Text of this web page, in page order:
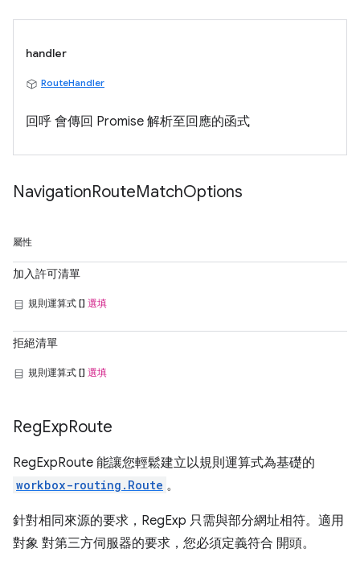
handler
RouteHandler
回呼 會傳回 Promise 解析至回應的函式
NavigationRouteMatchOptions
屬性
加入許可清單
規則運算式 [] 選填
拒絕清單
規則運算式 [] 選填
RegExpRoute
RegExpRoute 能讓您輕鬆建立以規則運算式為基礎的
workbox-routing.Route 。
針對相同來源的要求，RegExp 只需與部分網址相符。適用
對象 對第三方伺服器的要求，您必須定義符合 開頭。